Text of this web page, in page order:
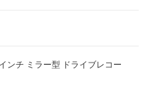
ンチ ミラー型 ドライブレコー